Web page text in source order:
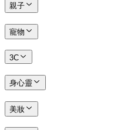
親子
寵物
3C
身心靈
美妝